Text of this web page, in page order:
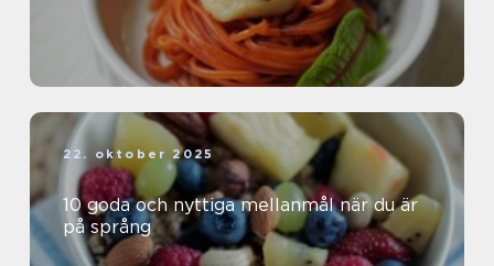
22. oktober 2025
10 goda och nyttiga mellanmål när du är
på språng